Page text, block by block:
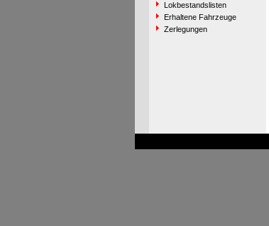
Lokbestandslisten
Erhaltene Fahrzeuge
Zerlegungen